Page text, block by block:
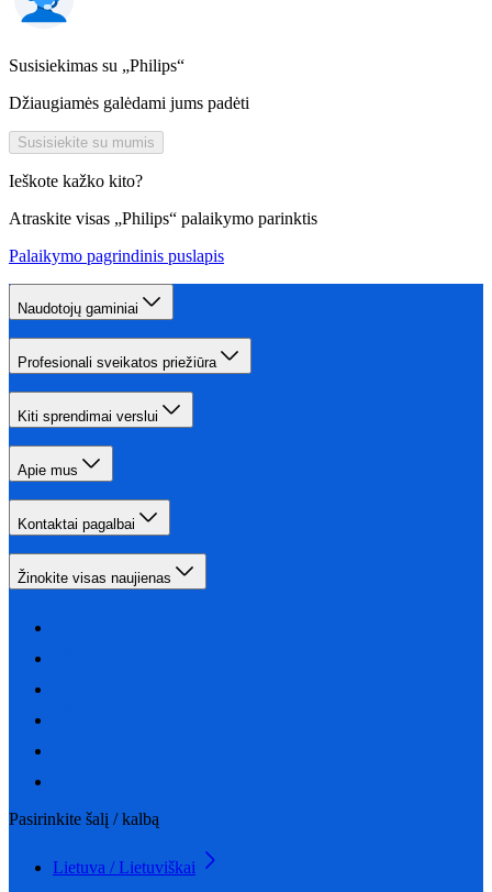
Susisiekimas su „Philips“
Džiaugiamės galėdami jums padėti
Susisiekite su mumis
Ieškote kažko kito?
Atraskite visas „Philips“ palaikymo parinktis
Palaikymo pagrindinis puslapis
Naudotojų gaminiai
Profesionali sveikatos priežiūra
Kiti sprendimai verslui
Apie mus
Kontaktai pagalbai
Žinokite visas naujienas
Pasirinkite šalį / kalbą
Lietuva / Lietuviškai